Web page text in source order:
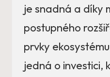
je snadná a díky
postupného
prvky
jedná o investici,